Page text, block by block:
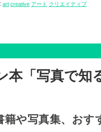
art creative アート クリエイティブ
本「写真で知
や写真集、おす